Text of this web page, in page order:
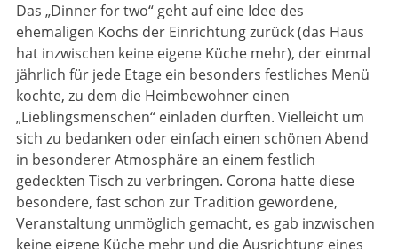
Das „Dinner for two“ geht auf eine Idee des
ehemaligen Kochs der Einrichtung zurück (das Haus
hat inzwischen keine eigene Küche mehr), der einmal
jährlich für jede Etage ein beson­ders festliches Menü
kochte, zu dem die Heimbewohner einen
„Lieblingsmenschen“ einladen durften. Vielleicht um
sich zu bedanken oder einfach einen schönen Abend
in besonderer Atmosphäre an einem festlich
gedeckten Tisch zu verbringen. Corona hatte diese
besondere, fast schon zur Tradition gewor­dene,
Veran­staltung unmöglich gemacht, es gab inzwischen
keine eigene Küche mehr und die Ausrichtung eines